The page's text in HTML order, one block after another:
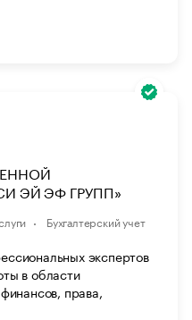
ЭЙ ЭФ ГРУПП»
Бухгалтерский учет
экспертов
в области
права,